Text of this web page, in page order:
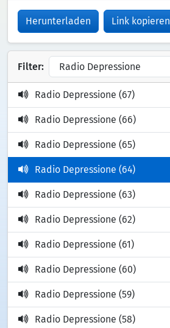
Herunterladen Link kopieren
Filter:
Radio Depressione (67)
Radio Depressione (66)
Radio Depressione (65)
Radio Depressione (64)
Radio Depressione (63)
Radio Depressione (62)
Radio Depressione (61)
Radio Depressione (60)
Radio Depressione (59)
Radio Depressione (58)